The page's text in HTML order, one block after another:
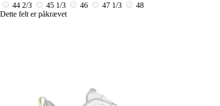
44 2/3
45 1/3 46 47 1/3
48
Dette felt er påkrævet